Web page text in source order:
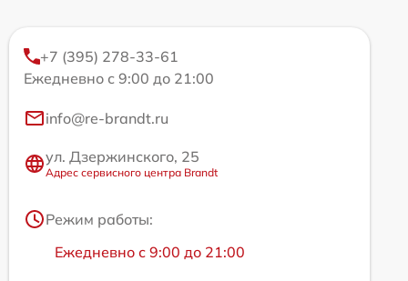
+7 (395) 278-33-61
Ежедневно с 9:00 до 21:00
info@re-brandt.ru
ул. Дзержинского, 25
Адрес сервисного центра Brandt
Режим работы:
Ежедневно с 9:00 до 21:00